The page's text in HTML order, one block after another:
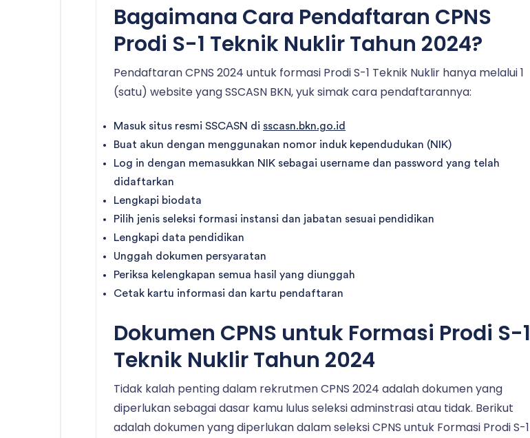
Bagaimana Cara Pendaftaran CPNS
Prodi S-1 Teknik Nuklir Tahun 2024?
Pendaftaran CPNS 2024 untuk formasi Prodi S-1 Teknik Nuklir hanya melalui 1
(satu) website yang SSCASN BKN, yuk simak cara pendaftarannya:
Masuk situs resmi SSCASN di sscasn.bkn.go.id
Buat akun dengan menggunakan nomor induk kependudukan (NIK)
Log in dengan memasukkan NIK sebagai username dan password yang telah
didaftarkan
Lengkapi biodata
Pilih jenis seleksi formasi instansi dan jabatan sesuai pendidikan
Lengkapi data pendidikan
Unggah dokumen persyaratan
Periksa kelengkapan semua hasil yang diunggah
Cetak kartu informasi dan kartu pendaftaran
Dokumen CPNS untuk Formasi Prodi S-1
Teknik Nuklir Tahun 2024
Tidak kalah penting dalam rekrutmen CPNS 2024 adalah dokumen yang
diperlukan sebagai dasar kamu lulus seleksi adminstrasi atau tidak. Berikut
adalah dokumen yang diperlukan dalam seleksi CPNS untuk Formasi Prodi S-1